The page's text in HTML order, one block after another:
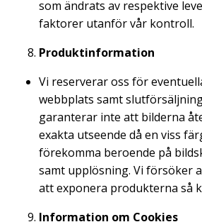
som ändrats av respektive
faktorer utanför vår kontroll.
Produktinformation
Vi reserverar oss för
webbplats samt
garanterar inte att bilderna
exakta utseende då en viss
förekomma beroende på
samt upplösning. Vi försöker
att exponera produkterna så
Information om Cookies